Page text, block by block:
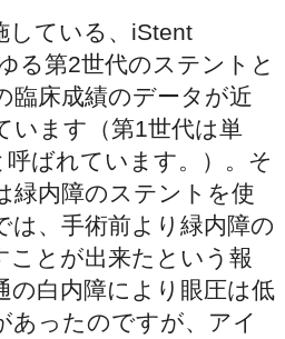
ている、iStent
る第2世代のステントと
臨床成績のデータが近
います（第1世代は単
呼ばれています。）。そ
緑内障のステントを使
は、手術前より緑内障の
ことが出来たという報
の白内障により眼圧は低
あったのですが、アイ